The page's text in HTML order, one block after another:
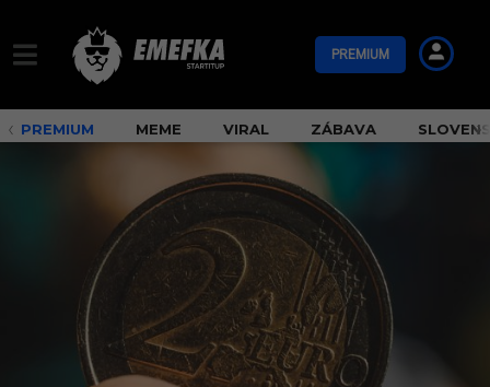
PREMIUM
PREMIUM MEME VIRAL ZÁBAVA